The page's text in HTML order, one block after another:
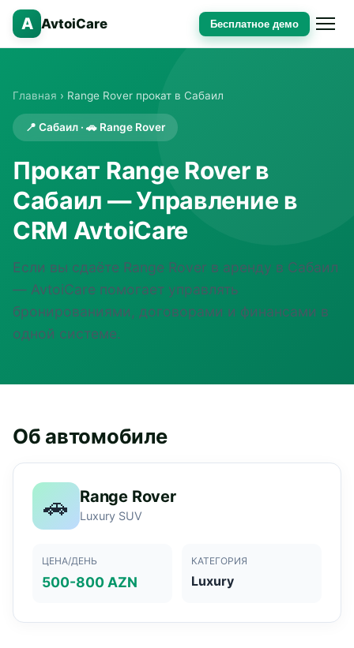
A AvtoiCare Бесплатное демо
Главная › Range Rover прокат в Сабаил
📍 Сабаил · 🚗 Range Rover
Прокат Range Rover в
Сабаил — Управление в
CRM AvtoiCare
Если вы сдаёте Range Rover в аренду в Сабаил
— AvtoiCare помогает управлять
бронированиями, договорами и финансами в
одной системе.
Об автомобиле
🚗 Range Rover
Luxury SUV
ЦЕНА/ДЕНЬ
500-800 AZN
КАТЕГОРИЯ
Luxury